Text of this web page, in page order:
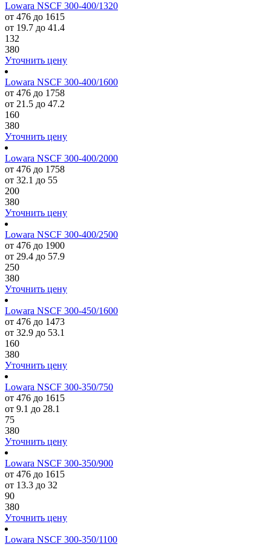
Lowara NSCF 300-400/1320
от 476 до 1615
от 19.7 до 41.4
132
380
Уточнить цену
Lowara NSCF 300-400/1600
от 476 до 1758
от 21.5 до 47.2
160
380
Уточнить цену
Lowara NSCF 300-400/2000
от 476 до 1758
от 32.1 до 55
200
380
Уточнить цену
Lowara NSCF 300-400/2500
от 476 до 1900
от 29.4 до 57.9
250
380
Уточнить цену
Lowara NSCF 300-450/1600
от 476 до 1473
от 32.9 до 53.1
160
380
Уточнить цену
Lowara NSCF 300-350/750
от 476 до 1615
от 9.1 до 28.1
75
380
Уточнить цену
Lowara NSCF 300-350/900
от 476 до 1615
от 13.3 до 32
90
380
Уточнить цену
Lowara NSCF 300-350/1100